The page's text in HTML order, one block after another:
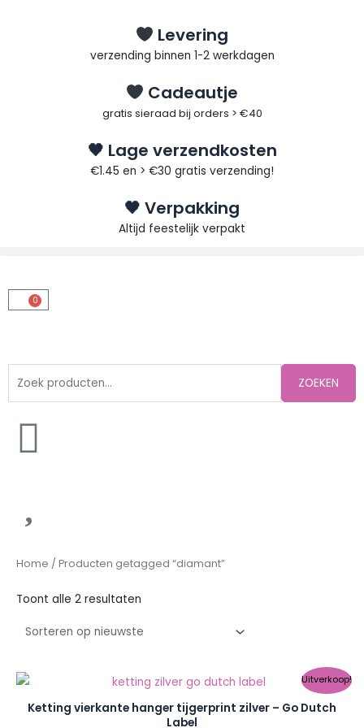
Levering
verzending binnen 1-2 werkdagen
Cadeautje
gratis sieraad bij orders > €40
🖤 Lage verzendkosten
€1.45 en > €30 gratis verzending!
🖤 Verpakking
Altijd feestelijk verpakt
0
Winkelwagen
ZOEKEN
Home / Producten getagged “diamant”
Toont alle 2 resultaten
nieuwste
Uitverkoop!
Ketting vierkante hanger tijgerprint zilver – Go Dutch
Label
Oorspronkelijke
prijs
was:
€12.95.
Huidige
prijs
is:
€5.00.